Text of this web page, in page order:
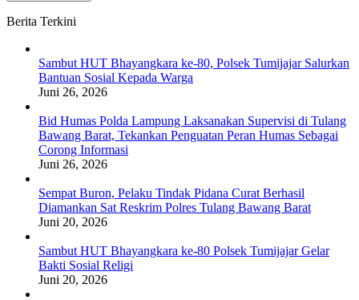
Berita Terkini
Sambut HUT Bhayangkara ke-80, Polsek Tumijajar Salurkan
Bantuan Sosial Kepada Warga
Juni 26, 2026
Bid Humas Polda Lampung Laksanakan Supervisi di Tulang
Bawang Barat, Tekankan Penguatan Peran Humas Sebagai
Corong Informasi
Juni 26, 2026
Sempat Buron, Pelaku Tindak Pidana Curat Berhasil
Diamankan Sat Reskrim Polres Tulang Bawang Barat
Juni 20, 2026
Sambut HUT Bhayangkara ke-80 Polsek Tumijajar Gelar
Bakti Sosial Religi
Juni 20, 2026